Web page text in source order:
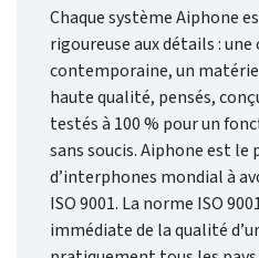
Chaque système Aiphone
rigoureuse aux détails :
contemporaine, un
haute qualité, pensés,
testés à 100 % pour un
sans soucis. Aiphone est
d’interphones mondial à
ISO 9001. La norme ISO
immédiate de la qualité